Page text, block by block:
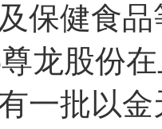
保健食品
尊龙股份
有一批以